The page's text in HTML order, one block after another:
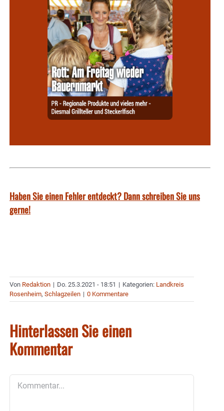
Haben Sie einen Fehler entdeckt? Dann schreiben Sie uns
gerne!
Von Redaktion | Do. 25.3.2021 - 18:51 | Kategorien: Landkreis
Rosenheim, Schlagzeilen | 0 Kommentare
Hinterlassen Sie einen
Kommentar